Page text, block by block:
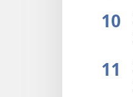
10
11